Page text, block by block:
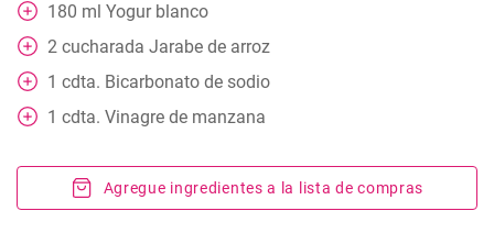
180 ml Yogur blanco
2 cucharada Jarabe de arroz
1 cdta. Bicarbonato de sodio
1 cdta. Vinagre de manzana
Agregue ingredientes a la lista de compras